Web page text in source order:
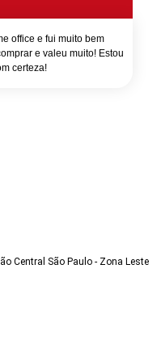
office e fui muito bem
e valeu muito! Estou
certeza!
Central São Paulo - Zona Leste